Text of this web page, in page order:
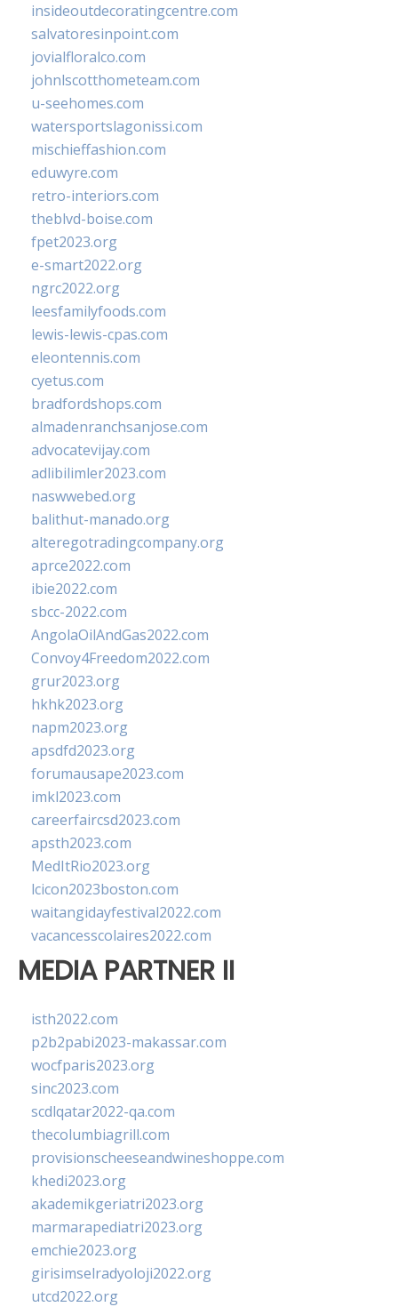
insideoutdecoratingcentre.com
salvatoresinpoint.com
jovialfloralco.com
johnlscotthometeam.com
u-seehomes.com
watersportslagonissi.com
mischieffashion.com
eduwyre.com
retro-interiors.com
theblvd-boise.com
fpet2023.org
e-smart2022.org
ngrc2022.org
leesfamilyfoods.com
lewis-lewis-cpas.com
eleontennis.com
cyetus.com
bradfordshops.com
almadenranchsanjose.com
advocatevijay.com
adlibilimler2023.com
naswwebed.org
balithut-manado.org
alteregotradingcompany.org
aprce2022.com
ibie2022.com
sbcc-2022.com
AngolaOilAndGas2022.com
Convoy4Freedom2022.com
grur2023.org
hkhk2023.org
napm2023.org
apsdfd2023.org
forumausape2023.com
imkl2023.com
careerfaircsd2023.com
apsth2023.com
MedItRio2023.org
lcicon2023boston.com
waitangidayfestival2022.com
vacancesscolaires2022.com
MEDIA PARTNER II
isth2022.com
p2b2pabi2023-makassar.com
wocfparis2023.org
sinc2023.com
scdlqatar2022-qa.com
thecolumbiagrill.com
provisionscheeseandwineshoppe.com
khedi2023.org
akademikgeriatri2023.org
marmarapediatri2023.org
emchie2023.org
girisimselradyoloji2022.org
utcd2022.org